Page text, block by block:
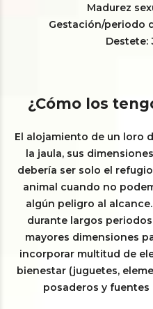
Madurez
Gestación/periodo
Destete:
¿Cómo los
El alojamiento de un loro
la jaula, sus
debería ser solo el
animal cuando no
algún peligro al
durante largos
mayores dimensiones
incorporar multitud de
bienestar (juguetes,
posaderos y